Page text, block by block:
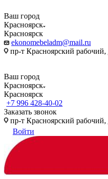
Ваш город
Красноярск
Красноярск
ekonomebeladm@mail.ru
пр-т Красноярский рабочий,
Ваш город
Красноярск
Красноярск
+7 996 428-40-02
Заказать звонок
пр-т Красноярский рабочий,
Войти